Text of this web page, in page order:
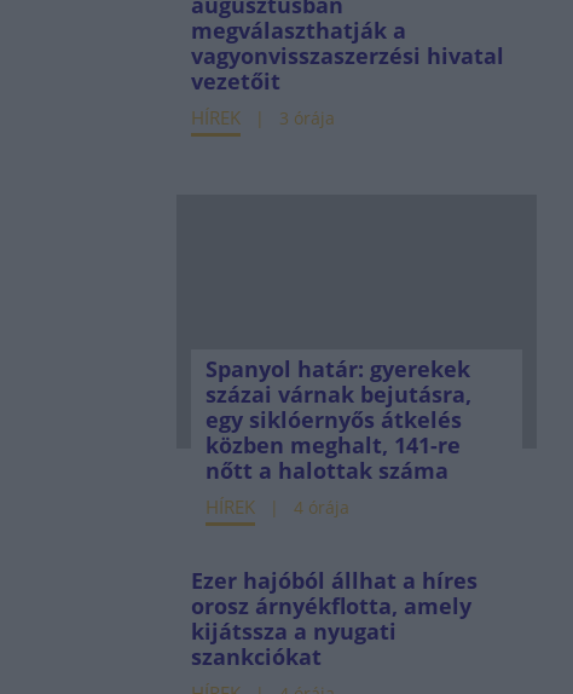
megválaszthatják a
vagyonvisszaszerzési hivatal
vezetőit
HÍREK 3 órája
Spanyol határ: gyerekek
százai várnak bejutásra,
egy siklóernyős átkelés
közben meghalt, 141-re
nőtt a halottak száma
HÍREK 4 órája
Ezer hajóból állhat a híres
orosz árnyékflotta, amely
kijátssza a nyugati
szankciókat